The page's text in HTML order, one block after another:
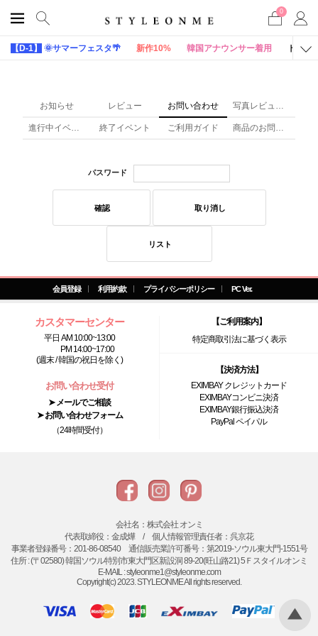
0
【D-1】 🌞サマーフェスタ🌴 新作10% 韓国アナウンサー着用 トップ
お知らせ レビュー お問い合わせ 写真レビュー(x)
進行中イベント 終了イベント ご利用ガイド 商品のお問い合わせ
パスワード
確認 取り消し
リスト
会員登録 利用約款 プライバシーポリシー PC Ver.
カスタマーセンター
平日 AM 10:00~13:00
PM 14:00~17:00
(週末 / 韓国の祝日を除く)
お問い合わせ受付
➤ メールでご相談
➤ お問い合わせフォーム
（24時間受付）
【ご利用案内】
特定商取引法に基づく表示
【決済方法】
EXIMBAY クレジットカード
EXIMBAYコンビニ決済
EXIMBAY銀行振込決済
PayPal ペイパル
会社名：株式会社 オンミ
代表取締役：金成燁 / 個人情報管理責任者：呉京花
事業者登録番号：201-86-08540 通信販売業許可番号：第2019-ソウル東大門-1551号
住所 : (〒02580) 韓国ソウル特別市東大門区新設洞 89-20(旺山路21) 5Ｆスタイルオンミ
E-MAIL : styleonme1@styleonme.com
Copyright(c) 2023. STYLEONME All rights reserved.